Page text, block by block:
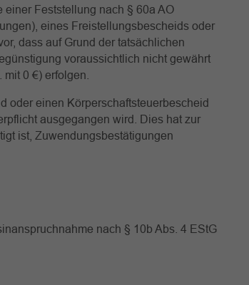
Feststellung nach § 60a AO
eines Freistellungsbescheids oder
dass auf Grund der tatsächlichen
voraussichtlich nicht gewährt
0 €) erfolgen.
oder einen Körperschaftsteuerbescheid
ausgegangen wird. Dies hat zur
ist, Zuwendungsbestätigungen
nach § 10b Abs. 4 EStG